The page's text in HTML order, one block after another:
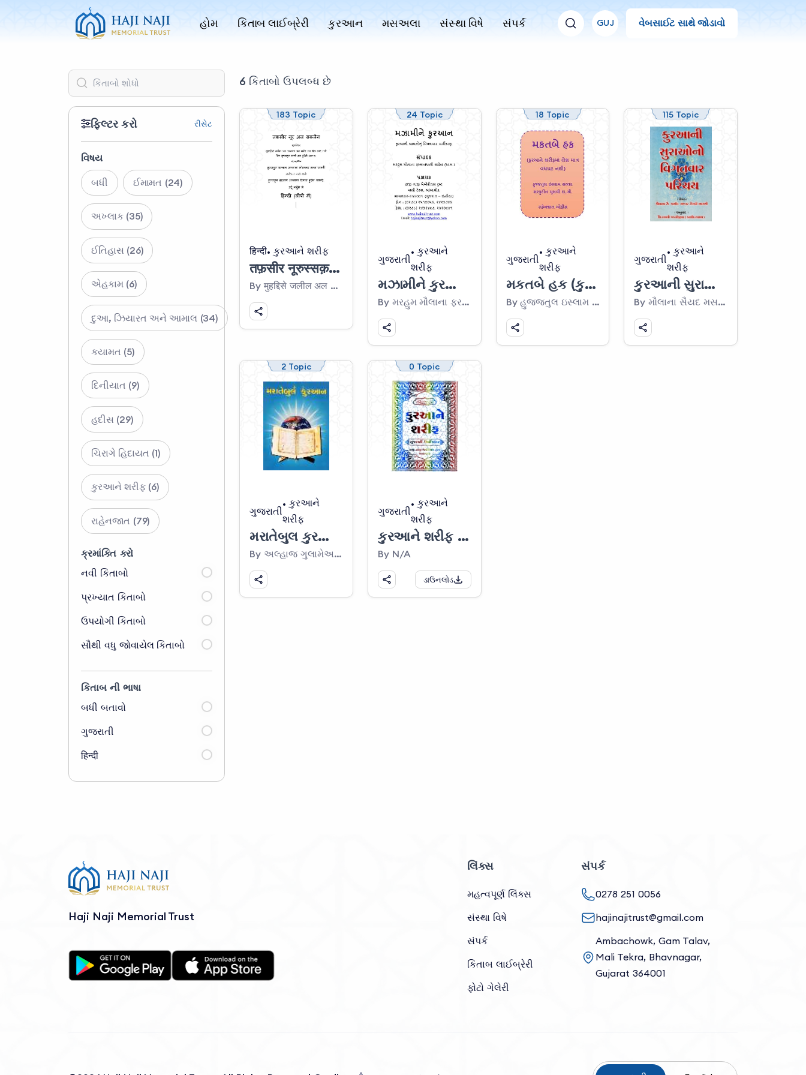
હોમ કિતાબ લાઈબ્રેરી કુરઆન મસઅલા સંસ્થા વિષે સંપર્ક GUJ વેબસાઈટ સાથે જોડાવો
ફિલ્ટર કરો રીસેટ
વિષય
બધી ઈમામત (24)
અખ્લાક (35)
ઈતિહાસ (26)
એહકામ (6)
દુઆ, ઝિયારત અને આમાલ (34)
કયામત (5)
દિનીયાત (9)
હદીસ (29)
ચિરાગે હિદાયત (1)
કુરઆને શરીફ (6)
રાહેનજાત (79)
ક્રમાંકિત કરો
નવી કિતાબો
પ્રખ્યાત કિતાબો
ઉપયોગી કિતાબો
સૌથી વધુ જોવાયેલ કિતાબો
કિતાબ ની ભાષા
બધી બતાવો
ગુજરાતી
हिन्दी
6 કિતાબો ઉપલબ્ધ છે
183 Topic
हिन्दी કુરઆને શરીફ
तफ़सीर नूरुस्सक़लैन (Part 1 of 6)
By मुहद्दिसे जलील अल अल्लामा अल खबीर अल शैख़ अब्दे अली बिन जुमअतुल उरूसी अल हुवैज़ी (क़ुदस सि).
24 Topic
ગુજરાતી
કુરઆને
શરીફ
મઝામીને કુરઆન (કુરઆની આયતોનું વિષયવાર વર્ગીકરણ)
By મરહુમ મૌલાના ફરમાનઅલી સાહેબ (અ.મ.)
18 Topic
ગુજરાતી
કુરઆને
શરીફ
મકતબે હક (કુરઆને શરીફમાં લેશ માત્ર વધઘટ નથી)
By હુજ્જતુલ ઇસ્લામ સય્યદ શરફુદીન મુસવી દા.ઝી.
115 Topic
ગુજરાતી
કુરઆને
શરીફ
કુરઆની સુરાઓનો વિગતવાર પરિચય
By મૌલાના સૈયદ મસઉદ અખ્તર રીઝવી
2 Topic
ગુજરાતી
કુરઆને
શરીફ
મરાતેબુલ કુરઆન
By અલ્હાજ ગુલામેઅલી સાહેબ અ.મ.
0 Topic
ગુજરાતી
કુરઆને
શરીફ
કુરઆને શરીફ (ગુજરાતી લીપીયાંતર)
By N/A
ડાઉનલોડ
Haji Naji Memorial Trust
લિંક્સ
મહત્વપૂર્ણ લિંક્સ
સંસ્થા વિષે
સંપર્ક
કિતાબ લાઈબ્રેરી
ફોટો ગેલેરી
સંપર્ક
0278 251 0056
hajinajitrust@gmail.com
Ambachowk, Gam Talav,
Mali Tekra, Bhavnagar,
Gujarat 364001